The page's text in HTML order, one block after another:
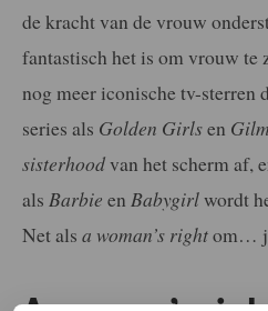
de kracht van de vrouw
fantastisch het is om vrouw te
nog meer iconische tv-sterren
series als Golden Girlsen
sisterhoodvan het scherm af,
als Barbie en Babygirlwordt
Net als a woman’s rightom…